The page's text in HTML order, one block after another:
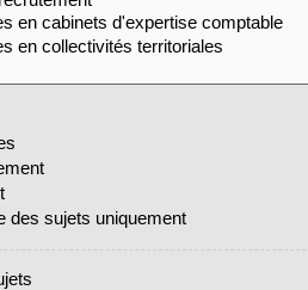
des sujets uniquement